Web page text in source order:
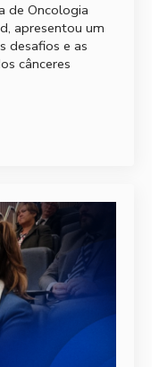
de Oncologia
apresentou um
desafios e as
cânceres